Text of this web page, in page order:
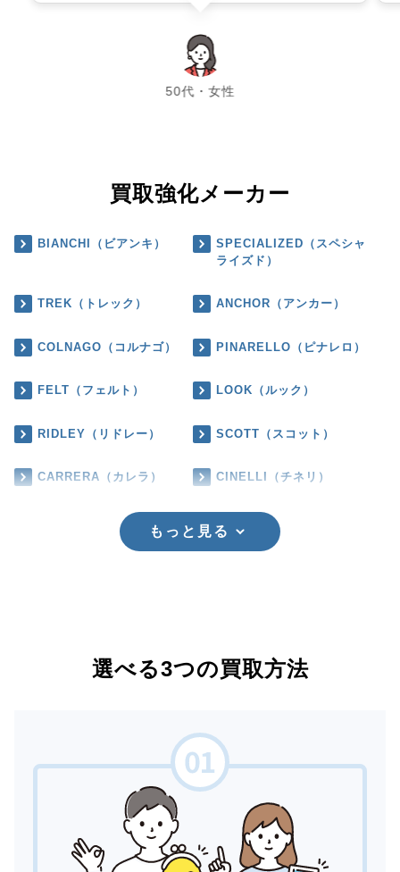
50代・女性
chevron_left chevron_right
買取強化メーカー
BIANCHI（ビアンキ）
SPECIALIZED（スペシャ
ライズド）
TREK（トレック） ANCHOR（アンカー）
COLNAGO（コルナゴ） PINARELLO（ピナレロ）
FELT（フェルト） LOOK（ルック）
RIDLEY（リドレー） SCOTT（スコット）
CARRERA（カレラ） CINELLI（チネリ）
もっと見る
選べる3つの買取方法